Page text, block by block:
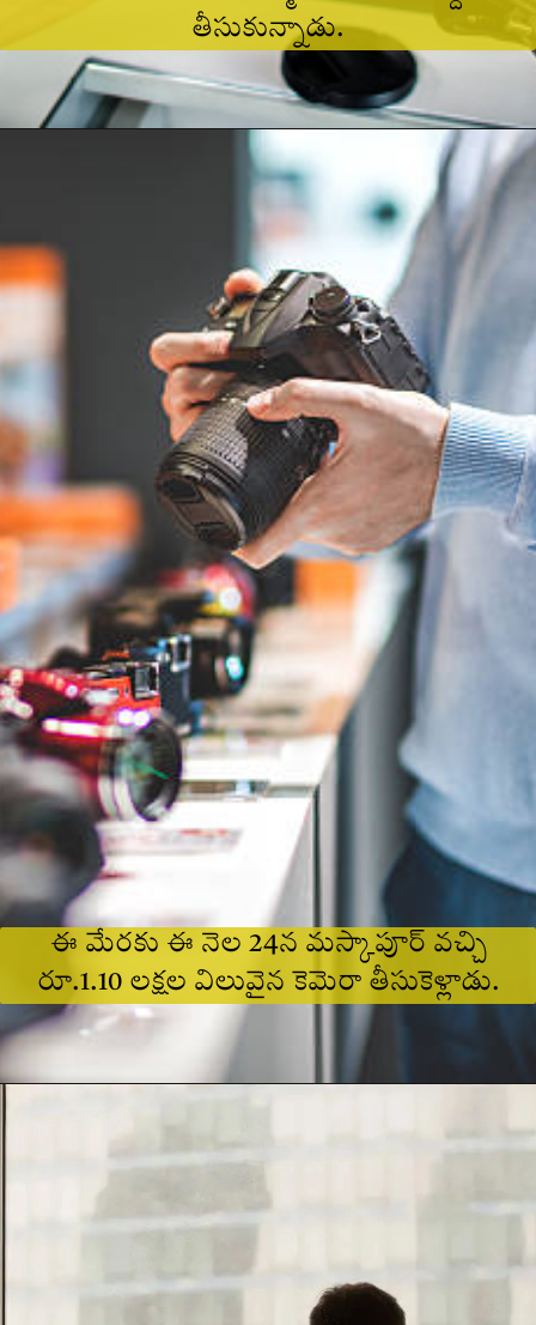
తీసుకున్నాడు.
ఈ మేరకు ఈ నెల 24న మస్కాపూర్‌ వచ్చి
రూ.1.10 లక్షల విలువైన కెమెరా తీసుకెళ్లాడు.